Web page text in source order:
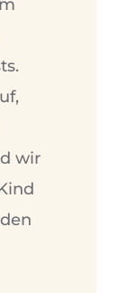
wir